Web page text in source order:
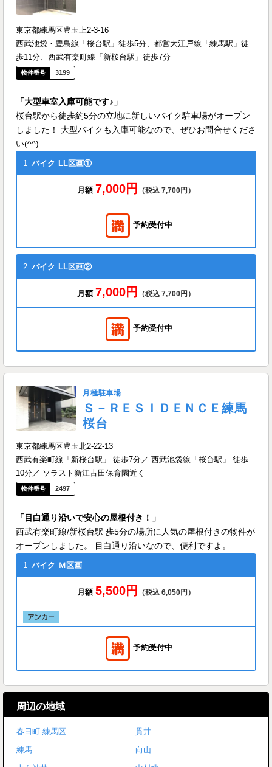
東京都練馬区豊玉上2-3-16
西武池袋・豊島線「桜台駅」徒歩5分、都営大江戸線「練馬駅」徒
歩11分、西武有楽町線「新桜台駅」徒歩7分
3199
「大型車室入庫可能です♪」
桜台駅から徒歩約5分の立地に新しいバイク駐車場がオープン
しました！ 大型バイクも入庫可能なので、ぜひお問合せくださ
い(^^)
1 バイク LL区画①
月額 7,000円 （税込 7,700円）
予約受付中
2 バイク LL区画②
月額 7,000円 （税込 7,700円）
予約受付中
月極駐車場
Ｓ－ＲＥＳＩＤＥＮＣＥ練馬
桜台
東京都練馬区豊玉北2-22-13
西武有楽町線「新桜台駅」 徒歩7分／ 西武池袋線「桜台駅」 徒歩
10分／ ソラスト新江古田保育園近く
2497
「目白通り沿いで安心の屋根付き！」
西武有楽町線/新桜台駅 歩5分の場所に人気の屋根付きの物件が
オープンしました。 目白通り沿いなので、便利ですよ。
1 バイク Ｍ区画
月額 5,500円 （税込 6,050円）
予約受付中
周辺の地域
春日町-練馬区
貫井
練馬
向山